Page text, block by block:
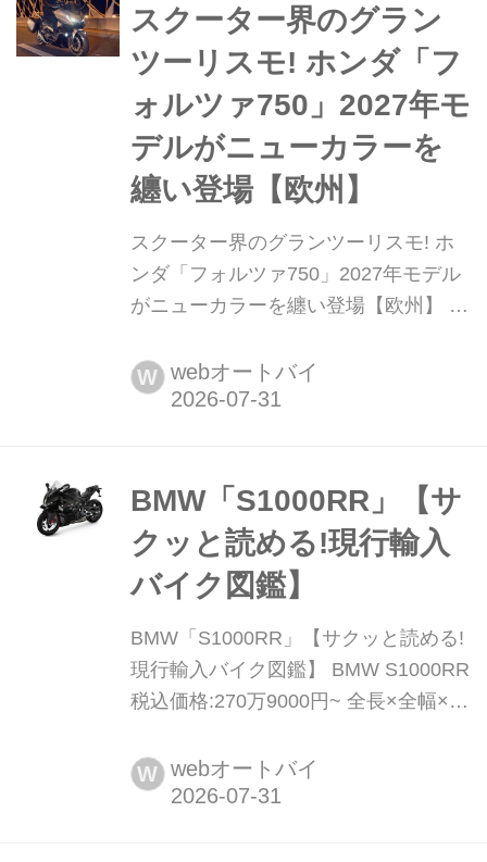
クションの強化などメリットは多彩で
大きい カーボンやFRPを素材として、
ルックスを主とした造形面でも、...
スクーター界のグラン
ツーリスモ! ホンダ「フ
ォルツァ750」2027年モ
デルがニューカラーを
纏い登場【欧州】
スクーター界のグランツーリスモ! ホ
ンダ「フォルツァ750」2027年モデル
がニューカラーを纏い登場【欧州】 ホ
ター「フォルツァ750」の2027年モデ
ルを発表した。今回の変更はカラーリ
W webオートバイ
BMW「S1000RR」【サ
クッと読める!現行輸入
バイク図鑑】
BMW「S1000RR」【サクッと読める!
現行輸入バイク図鑑】 BMW S1000RR
税込価格:270万9000円~ 全長×全幅×全
ス:1455mm シート高:832mm 車両重
量:198kg BMWが誇るスーパースポー
W webオートバイ